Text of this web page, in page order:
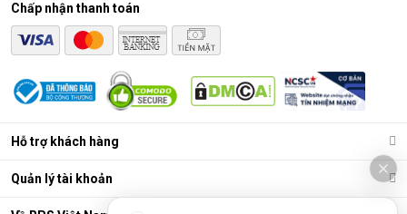
Năm 1995, Kaadas cho ra mắt dòng khóa điện tử đầu tiên,
năm phát triển, Kaadas đã mở rộng phạm vi hoạt động của
mình trên 67 quốc gia và phục vị hơn 6 triệu gia đình trên toàn
Hiện nay, Kaadas sở hữu 3 trung tâm nghiên cứu và phát triển
(R&D) đặt tại Đức, Hàn Quốc và Trung Quốc. Với đội ngũ hơn
50 chuyên gia hàng đầu trong lĩnh vực khóa cửa kỹ thuật số,
Kaadas không ngừng đổi mới và dẫn đầu thị trường trong việc
Hỗ trợ khách hàng
Quản lý tài khoản
Chấp nhận thanh toán